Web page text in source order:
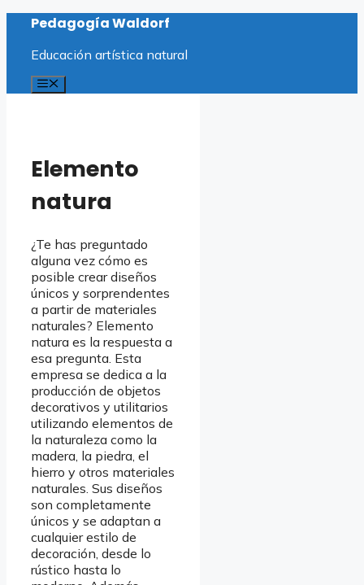
Saltar
contenido
Pedagogía Waldorf
Educación artística natural
Menú
Elemento
natura
¿Te has preguntado
alguna vez cómo es
posible crear diseños
únicos y sorprendentes
a partir de materiales
naturales? Elemento
natura es la respuesta a
esa pregunta. Esta
empresa se dedica a la
producción de objetos
decorativos y utilitarios
utilizando elementos de
la naturaleza como la
madera, la piedra, el
hierro y otros materiales
naturales. Sus diseños
son completamente
únicos y se adaptan a
cualquier estilo de
decoración, desde lo
rústico hasta lo